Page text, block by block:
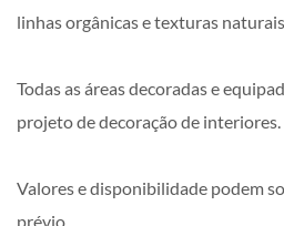
linhas orgânicas e texturas naturais.
Todas as áreas decoradas e
projeto de decoração de interiores.
Valores e disponibilidade podem
prévio.